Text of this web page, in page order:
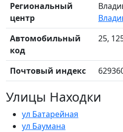
Региональный
центр
Автомобильный
код
25,
Почтовый индекс
Улицы Находки
ул Батарейная
ул Баумана